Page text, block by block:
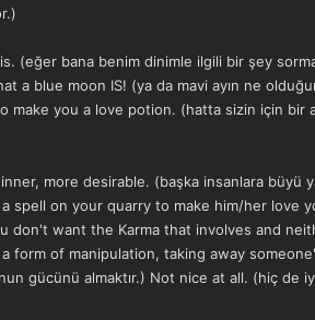
bana benim dinimle ilgili bir şey
a blue moon IS! (ya da mavi ayın ne
you a love potion. (hatta sizin için bir
more desirable. (başka insanlara büyü
spell on your quarry to make him/her love
don't want the Karma that involves and
form of manipulation, taking away
gücünü almaktır.) Not nice at all. (hiç de